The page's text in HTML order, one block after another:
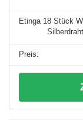
Etinga 18 Stück